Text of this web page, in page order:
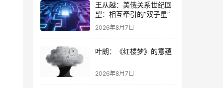
王从越：美俄关系世纪回
望：相互牵引的“双子星”
2026年8月7日
叶朗：《红楼梦》的意蕴
2026年8月7日